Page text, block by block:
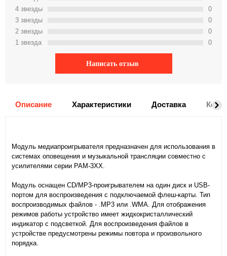
4 звeзды
3 звeзды
2 звeзды
1 звeзда
0
0
0
0
Написать отзыв
Описание Характеристики Доставка
Модуль медиапроигрывателя предназначен для использования в
системах оповещения и музыкальной трансляции совместно с
усилителями серии РАМ-3XX.
Модуль оснащен CD/MP3-проигрывателем на один диск и USB-
портом для воспроизведения с подключаемой флеш-карты. Тип
воспроизводимых файлов - .MP3 или .WMA. Для отображения
режимов работы устройство имеет жидкокристаллический
индикатор с подсветкой. Для воспроизведения файлов в
устройстве предусмотрены режимы повтора и произвольного
порядка.